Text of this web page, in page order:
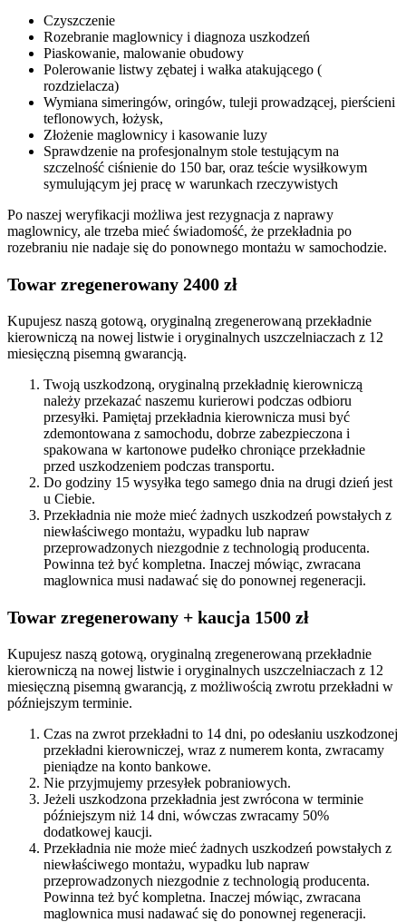
Czyszczenie
Rozebranie maglownicy i diagnoza uszkodzeń
Piaskowanie, malowanie obudowy
Polerowanie listwy zębatej i wałka atakującego (
rozdzielacza)
Wymiana simeringów, oringów, tuleji prowadzącej, pierścieni
teflonowych, łożysk,
Złożenie maglownicy i kasowanie luzy
Sprawdzenie na profesjonalnym stole testującym na
szczelność ciśnienie do 150 bar, oraz teście wysiłkowym
symulującym jej pracę w warunkach rzeczywistych
Po naszej weryfikacji możliwa jest rezygnacja z naprawy
maglownicy, ale trzeba mieć świadomość, że przekładnia po
rozebraniu nie nadaje się do ponownego montażu w samochodzie.
Towar zregenerowany 2400 zł
Kupujesz naszą gotową, oryginalną zregenerowaną przekładnie
kierowniczą na nowej listwie i oryginalnych uszczelniaczach z 12
miesięczną pisemną gwarancją.
Twoją uszkodzoną, oryginalną przekładnię kierowniczą
należy przekazać naszemu kurierowi podczas odbioru
przesyłki. Pamiętaj przekładnia kierownicza musi być
zdemontowana z samochodu, dobrze zabezpieczona i
spakowana w kartonowe pudełko chroniące przekładnie
przed uszkodzeniem podczas transportu.
Do godziny 15 wysyłka tego samego dnia na drugi dzień jest
u Ciebie.
Przekładnia nie może mieć żadnych uszkodzeń powstałych z
niewłaściwego montażu, wypadku lub napraw
przeprowadzonych niezgodnie z technologią producenta.
Powinna też być kompletna. Inaczej mówiąc, zwracana
maglownica musi nadawać się do ponownej regeneracji.
Towar zregenerowany + kaucja 1500 zł
Kupujesz naszą gotową, oryginalną zregenerowaną przekładnie
kierowniczą na nowej listwie i oryginalnych uszczelniaczach z 12
miesięczną pisemną gwarancją, z możliwością zwrotu przekładni w
późniejszym terminie.
Czas na zwrot przekładni to 14 dni, po odesłaniu uszkodzonej
przekładni kierowniczej, wraz z numerem konta, zwracamy
pieniądze na konto bankowe.
Nie przyjmujemy przesyłek pobraniowych.
Jeżeli uszkodzona przekładnia jest zwrócona w terminie
późniejszym niż 14 dni, wówczas zwracamy 50%
dodatkowej kaucji.
Przekładnia nie może mieć żadnych uszkodzeń powstałych z
niewłaściwego montażu, wypadku lub napraw
przeprowadzonych niezgodnie z technologią producenta.
Powinna też być kompletna. Inaczej mówiąc, zwracana
maglownica musi nadawać się do ponownej regeneracji.